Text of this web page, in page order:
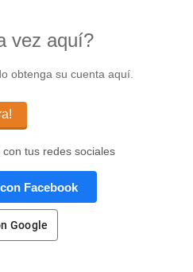
vez aquí?
obtenga su cuenta aquí.
tus redes sociales
Facebook
Google